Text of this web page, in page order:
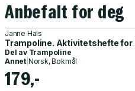
Anbefalt for deg
Janne Hals
Trampoline. Aktivitetshefte for
Del av Trampoline
Annet Norsk, Bokmål
179,-